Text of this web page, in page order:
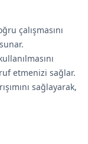
çalışmasını
etmenizi sağlar.
sağlayarak,